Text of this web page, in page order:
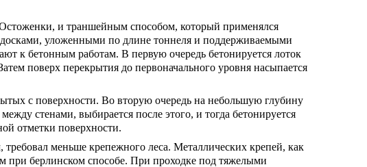
и траншейным способом, который применялся
уложенными по длине тоннеля и поддерживаемыми
к бетонным работам. В первую очередь бетонируется лоток
поверх перекрытия до первоначального уровня насыпается
с поверхности. Во вторую очередь на небольшую глубину
стенами, выбирается после этого, и тогда бетонируется
отметки поверхности.
меньше крепежного леса. Металлических крепей, как
при берлинском способе. При проходке под тяжелыми